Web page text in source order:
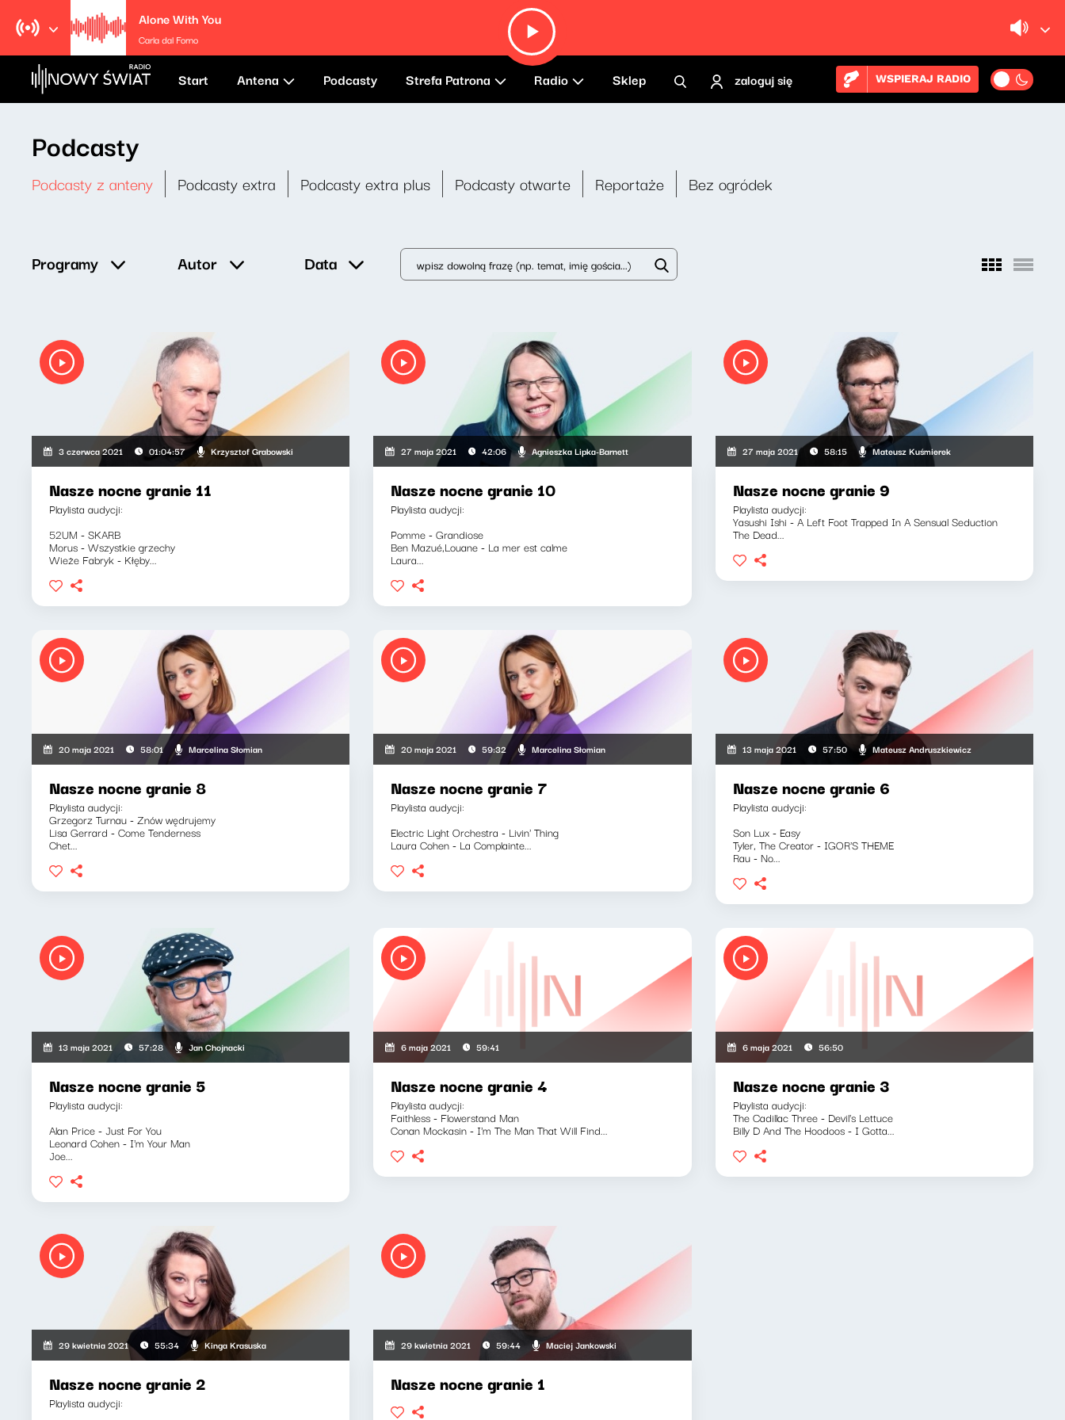
Alone With You
Carla dal Forno
Start Antena Podcasty Strefa Patrona Radio Sklep zaloguj się WSPIERAJ RADIO
Podcasty
Podcasty z anteny Podcasty extra Podcasty extra plus Podcasty otwarte Reportaże Bez ogródek
Programy Autor Data
3 czerwca 2021 01:04:57 Krzysztof Grabowski
Nasze nocne granie 11
Playlista audycji:
52UM - SKARB
Morus - Wszystkie grzechy
Wieże Fabryk - Kłęby...
27 maja 2021 42:06 Agnieszka Lipka-Barnett
Nasze nocne granie 10
Playlista audycji:
Pomme - Grandiose
Ben Mazué,Louane - La mer est calme
Laura...
27 maja 2021 58:15 Mateusz Kuśmierek
Nasze nocne granie 9
Playlista audycji:
Yasushi Ishi - A Left Foot Trapped In A Sensual Seduction
The Dead...
20 maja 2021 58:01 Marcelina Słomian
Nasze nocne granie 8
Playlista audycji:
Grzegorz Turnau - Znów wędrujemy
Lisa Gerrard - Come Tenderness
Chet...
20 maja 2021 59:32 Marcelina Słomian
Nasze nocne granie 7
Playlista audycji:
Electric Light Orchestra - Livin' Thing
Laura Cohen - La Complainte...
13 maja 2021 57:50 Mateusz Andruszkiewicz
Nasze nocne granie 6
Playlista audycji:
Son Lux - Easy
Tyler, The Creator - IGOR'S THEME
Rau - No...
13 maja 2021 57:28 Jan Chojnacki
Nasze nocne granie 5
Playlista audycji:
Alan Price - Just For You
Leonard Cohen - I'm Your Man
Joe...
6 maja 2021 59:41
Nasze nocne granie 4
Playlista audycji:
Faithless - Flowerstand Man
Conan Mockasin - I'm The Man That Will Find...
6 maja 2021 56:50
Nasze nocne granie 3
Playlista audycji:
The Cadillac Three - Devil's Lettuce
Billy D And The Hoodoos - I Gotta...
29 kwietnia 2021 55:34 Kinga Krasuska
Nasze nocne granie 2
Playlista audycji:
29 kwietnia 2021 59:44 Maciej Jankowski
Nasze nocne granie 1